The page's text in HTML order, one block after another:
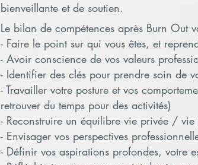
bienveillante et de soutien.
Le bilan de compétences après Burn Out
- Faire le point sur qui vous êtes, et
- Avoir conscience de vos valeurs
- Identifier des clés pour prendre soin de
- Travailler votre posture et vos
retrouver du temps pour des activités)
- Reconstruire un équilibre vie privée / vie
- Envisager vos perspectives
- Définir vos aspirations profondes, votre